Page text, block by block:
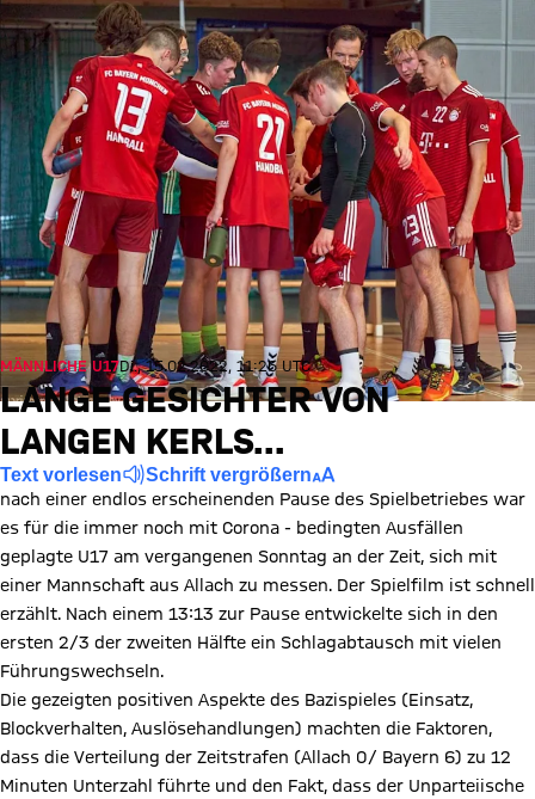
MÄNNLICHE U17Di., 15.02.2022, 11:26 UTC
LANGE GESICHTER VON
LANGEN KERLS...
Text vorlesen Schrift vergrößern
nach einer endlos erscheinenden Pause des Spielbetriebes war
es für die immer noch mit Corona - bedingten Ausfällen
geplagte U17 am vergangenen Sonntag an der Zeit, sich mit
einer Mannschaft aus Allach zu messen. Der Spielfilm ist schnell
erzählt. Nach einem 13:13 zur Pause entwickelte sich in den
ersten 2/3 der zweiten Hälfte ein Schlagabtausch mit vielen
Führungswechseln.
Die gezeigten positiven Aspekte des Bazispieles (Einsatz,
Blockverhalten, Auslösehandlungen) machten die Faktoren,
dass die Verteilung der Zeitstrafen (Allach 0/ Bayern 6) zu 12
Minuten Unterzahl führte und den Fakt, dass der Unparteiische